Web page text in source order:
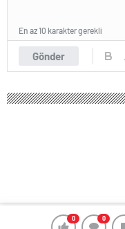
0 0
Gönder
En az 10 karakter gerekli